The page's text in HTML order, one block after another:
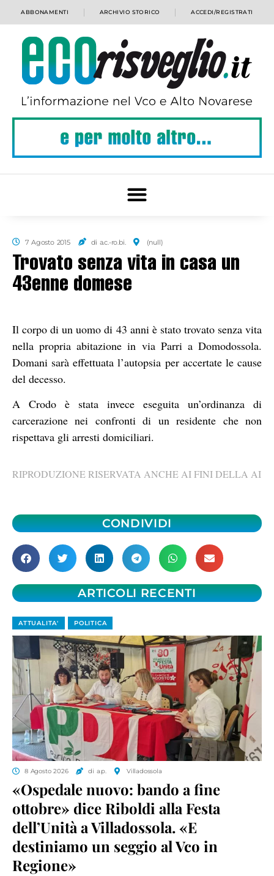
ABBONAMENTI ARCHIVIO STORICO ACCEDI/REGISTRATI
7 Agosto 2015 di a.c.-ro.bi. (null)
Trovato senza vita in casa un
43enne domese
Il corpo di un uomo di 43 anni è stato trovato senza vita
nella propria abitazione in via Parri a Domodossola.
Domani sarà effettuata l’autopsia per accertate le cause
del decesso.
A Crodo è stata invece eseguita un’ordinanza di
carcerazione nei confronti di un residente che non
rispettava gli arresti domiciliari.
RIPRODUZIONE RISERVATA ANCHE AI FINI DELLA AI
CONDIVIDI
ARTICOLI RECENTI
ATTUALITA' POLITICA
8 Agosto 2026 di a.p. Villadossola
«Ospedale nuovo: bando a fine
ottobre» dice Riboldi alla Festa
dell’Unità a Villadossola. «E
destiniamo un seggio al Vco in
Regione»